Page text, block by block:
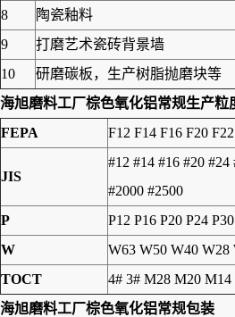
8
陶瓷釉料
9
打磨艺术瓷砖背景墙
10
研磨碳板，生产树脂抛磨块等
海旭磨料工厂棕色氧化铝常规生产粒
FEPA
F12 F14 F16 F20
JIS
#12 #14 #16 #20 #24
#2000 #2500
P
P12 P16 P20 P24
W
W63 W50 W40 W28
TOCT
4# 3# M28 M20
海旭磨料工厂棕色氧化铝常规包装